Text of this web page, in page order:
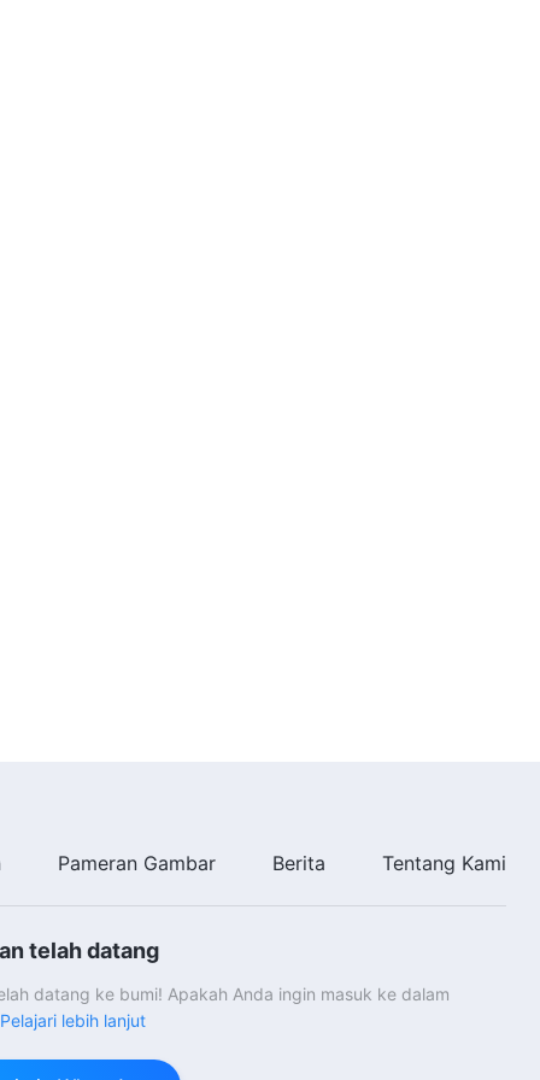
Kesaksian Rohani, Ep. 530:
Diberhentikan
54:48
Kesaksian Rohani, Ep. 780: Apa
Pameran Gambar Berita Tentang Kami
telah datang
datang ke bumi! Apakah Anda ingin masuk ke dalam
Pelajari lebih lanjut